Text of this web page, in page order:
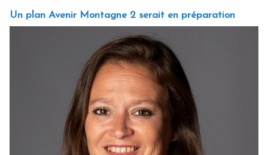
Un plan Avenir Montagne 2 serait en préparation